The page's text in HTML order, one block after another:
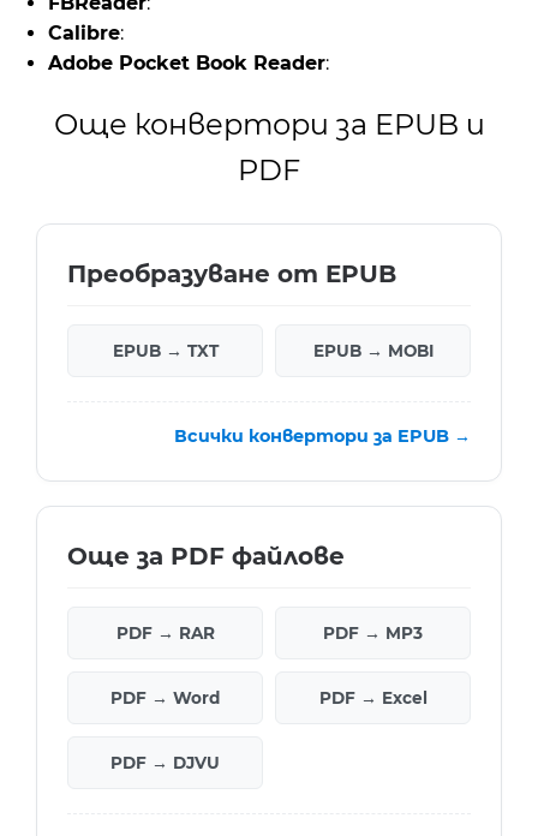
Calibre:
Adobe Pocket Book Reader:
Още конвертори за EPUB и
PDF
Преобразуване от EPUB
EPUB → TXT EPUB → MOBI
Всички конвертори за EPUB →
Още за PDF файлове
PDF → RAR PDF → MP3
PDF → Word PDF → Excel
PDF → DJVU